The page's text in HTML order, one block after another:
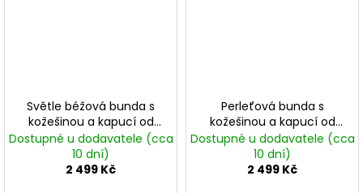
Světle béžová bunda s
kožešinou a kapucí od
vel. M-4XL
Dostupné u dodavatele (cca
10 dní)
2 499 Kč
Perleťová bunda s
kožešinou a kapucí od
vel. M-4XL
Dostupné u dodavatele (cca
10 dní)
2 499 Kč